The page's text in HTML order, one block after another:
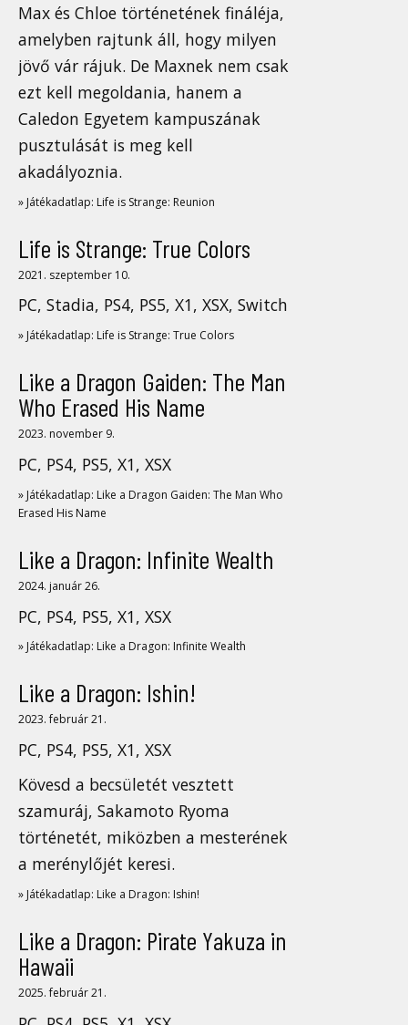
Max és Chloe történetének fináléja,
amelyben rajtunk áll, hogy milyen
jövő vár rájuk. De Maxnek nem csak
ezt kell megoldania, hanem a
Caledon Egyetem kampuszának
pusztulását is meg kell
akadályoznia.
» Játékadatlap: Life is Strange: Reunion
Life is Strange: True Colors
2021. szeptember 10.
PC, Stadia, PS4, PS5, X1, XSX, Switch
» Játékadatlap: Life is Strange: True Colors
Like a Dragon Gaiden: The Man
Who Erased His Name
2023. november 9.
PC, PS4, PS5, X1, XSX
» Játékadatlap: Like a Dragon Gaiden: The Man Who
Erased His Name
Like a Dragon: Infinite Wealth
2024. január 26.
PC, PS4, PS5, X1, XSX
» Játékadatlap: Like a Dragon: Infinite Wealth
Like a Dragon: Ishin!
2023. február 21.
PC, PS4, PS5, X1, XSX
Kövesd a becsületét vesztett
szamuráj, Sakamoto Ryoma
történetét, miközben a mesterének
a merénylőjét keresi.
» Játékadatlap: Like a Dragon: Ishin!
Like a Dragon: Pirate Yakuza in
Hawaii
2025. február 21.